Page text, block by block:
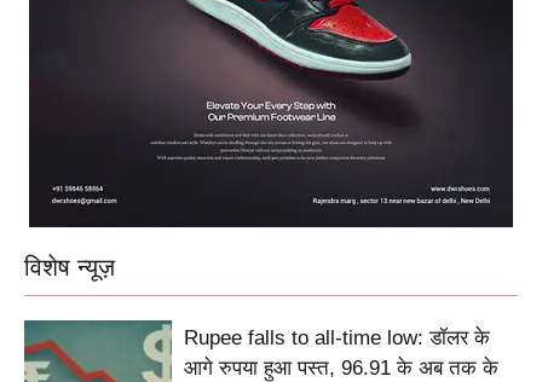
विशेष न्यूज़
Rupee falls to all-time low: डॉलर के
आगे रुपया हुआ पस्त, 96.91 के अब तक के